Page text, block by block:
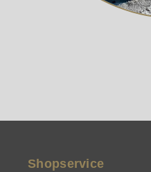
Shopservice